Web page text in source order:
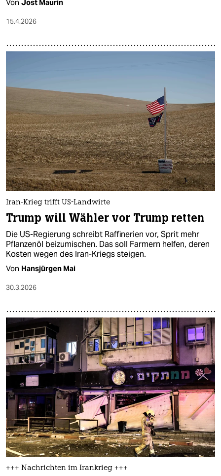
Von Jost Maurin
15.4.2026
Iran-Krieg trifft US-Landwirte
Trump will Wähler vor Trump retten
Die US-Regierung schreibt Raffinerien vor, Sprit mehr
Pflanzenöl beizumischen. Das soll Farmern helfen, deren
Kosten wegen des Iran-Kriegs steigen.
Von Hansjürgen Mai
30.3.2026
+++ Nachrichten im Irankrieg +++